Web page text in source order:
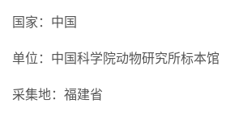
国家：中国
单位：中国科学院动物研究所标本馆
采集地：福建省